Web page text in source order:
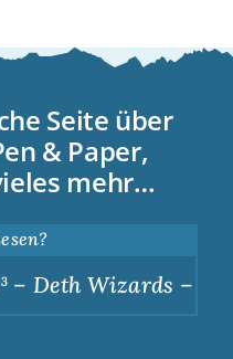
Seite über
& Paper,
mehr…
Deth Wizards –